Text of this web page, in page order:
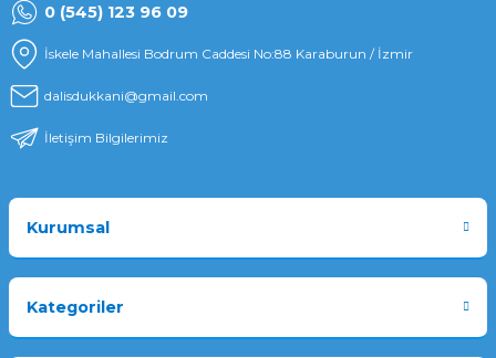
0 (545) 123 96 09
İskele Mahallesi Bodrum Caddesi No:88 Karaburun / İzmir
dalisdukkani@gmail.com
İletişim Bilgilerimiz
Kurumsal
Kategoriler